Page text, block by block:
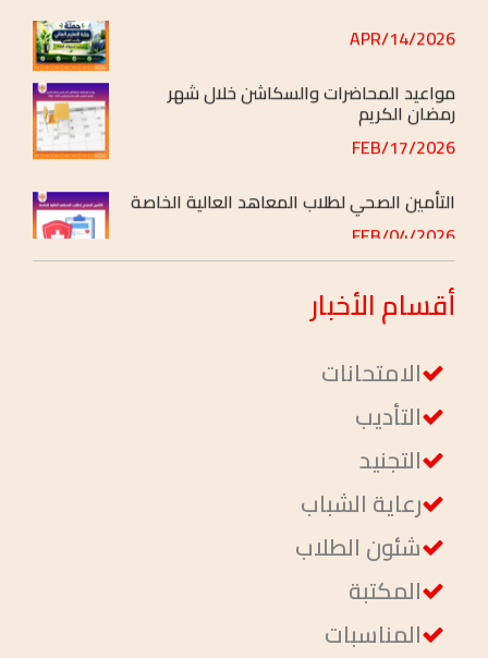
حملة وزارة التعليم العالي والبحث العلمي
مواعيد المحاضرات والسكاشن خلال شهر
رمضان الكريم
التأمين الصحي لطلاب المعاهد العالية الخاصة
2026/FEB/04
أقسامالأخبار
الامتحانات
التأديب
التجنيد
رعاية الشباب
شئون الطلاب
المكتبة
المناسبات